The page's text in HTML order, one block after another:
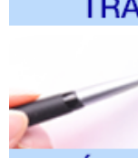
Số kí hiệu:
Tên: Về việc
đổi, bổ sung và
trong giải quyết
thuộc phạm vi
trường
Ngày ban hành:
Số kí hiệu: